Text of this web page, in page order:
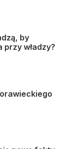
by
przy władzy?